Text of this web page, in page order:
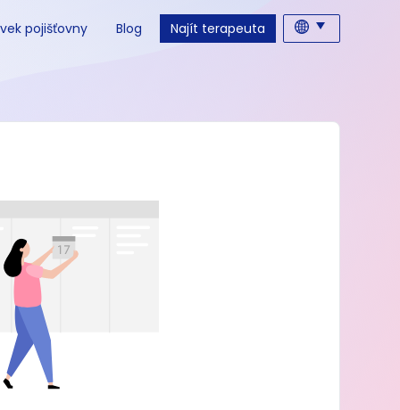
pojišťovny Blog Najít terapeuta